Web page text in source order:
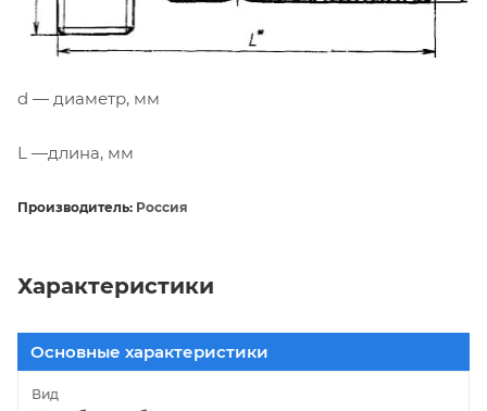
d — диаметр, мм
L —длина, мм
Производитель: Россия
Характеристики
Основные характеристики
Вид